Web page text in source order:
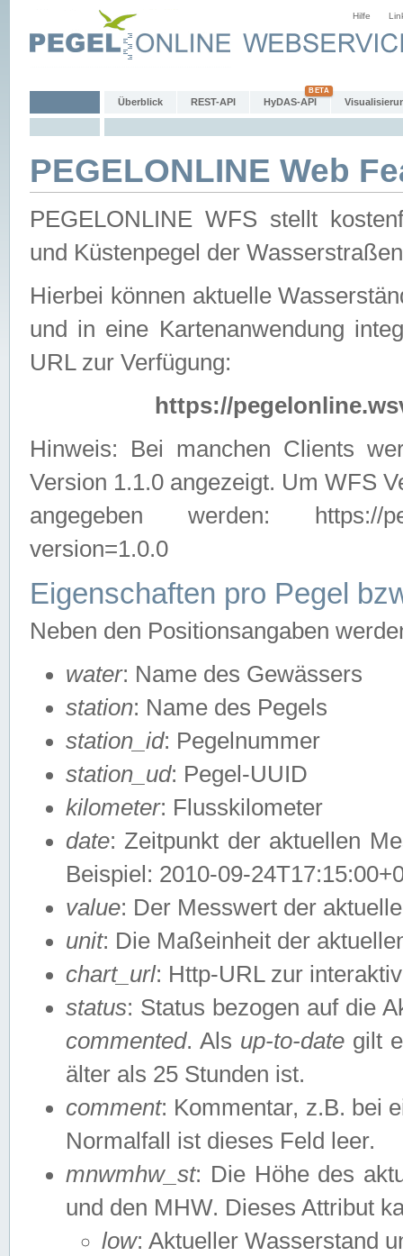
Hilfe
Überblick REST-API HyDAS-API
PEGELONLINE Web
PEGELONLINE WFS stellt
und Küstenpegel der
Hierbei können aktuelle
und in eine Kartenanwendung
URL zur Verfügung:
https://
Hinweis: Bei manchen Clients
Version 1.1.0 angezeigt. Um WFS
angegeben werden: https://
version=1.0.0
Eigenschaften pro Pegel
Neben den Positionsangaben
water: Name des Gewässers
station: Name des Pegels
station_id: Pegelnummer
station_ud: Pegel-UUID
kilometer: Flusskilometer
date: Zeitpunkt der aktuellen
Beispiel: 2010-09-
value: Der Messwert der
unit: Die Maßeinheit der
chart_url: Http-URL zur
status: Status bezogen auf die
commented. Als up-to-date gilt
älter als 25 Stunden ist.
comment: Kommentar, z.B. bei
Normalfall ist dieses Feld leer.
mnwmhw_st: Die Höhe des
und den MHW. Dieses Attribut
low: Aktueller Wasserstand